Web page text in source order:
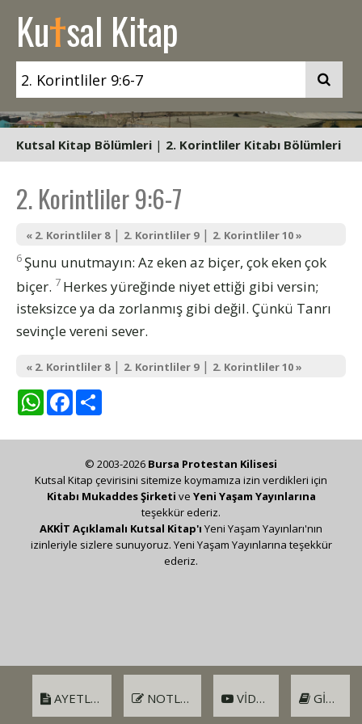
Kutsal Kitap
Kutsal Kitap Bölümleri | 2. Korintliler Kitabı Bölümleri
2. Korintliler 9:6-7
« 2. Korintliler 8| 2. Korintliler 9| 2. Korintliler 10 »
6 Şunu unutmayın: Az eken az biçer, çok eken çok
biçer. 7 Herkes yüreğinde niyet ettiği gibi versin;
isteksizce ya da zorlanmış gibi değil. Çünkü Tanrı
sevinçle vereni sever.
« 2. Korintliler 8| 2. Korintliler 9| 2. Korintliler 10 »
WhatsAppFacebook
AYETLER NOTLAR VIDEO GIRIŞ
© 2003-2026 Bursa Protestan Kilisesi
Kutsal Kitap çevirisini sitemize koymamıza izin verdikleri için
Kitabı Mukaddes Şirketi ve Yeni Yaşam Yayınlarına
teşekkür ederiz.
AKKİT Açıklamalı Kutsal Kitap'ı Yeni Yaşam Yayınları'nın
izinleriyle sizlere sunuyoruz. Yeni Yaşam Yayınlarına teşekkür
ederiz.